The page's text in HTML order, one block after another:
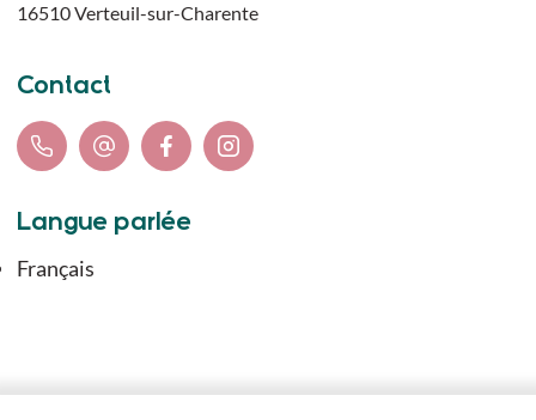
16510Verteuil-sur-Charente
Contact
Langue parlée
Français